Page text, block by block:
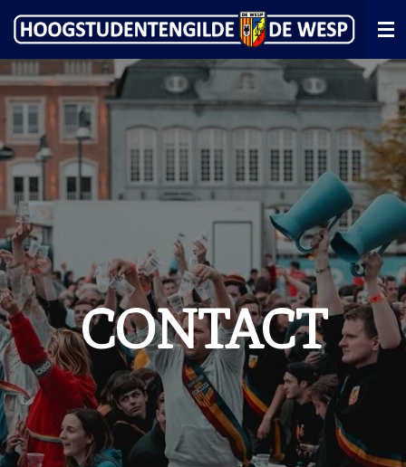
Ga
direct
naar
de
hoofdinhoud
CONTACT